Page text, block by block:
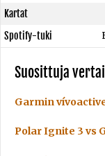
Kartat
Spotify-tuki
Suosittuja
Garmin
Polar Ignite 3 vs